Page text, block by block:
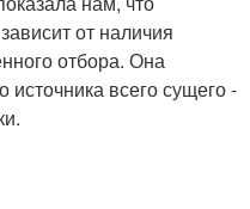
от наличия
отбора. Она
источника всего сущего -